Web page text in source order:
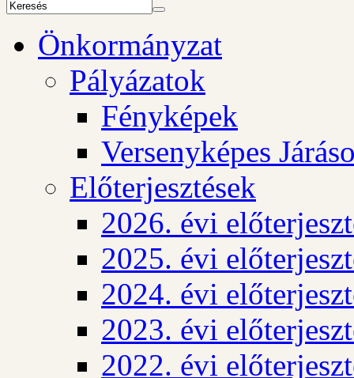
Önkormányzat
Pályázatok
Fényképek
Versenyképes
Előterjesztések
2026. évi
2025. évi
2024. évi
2023. évi
2022. évi